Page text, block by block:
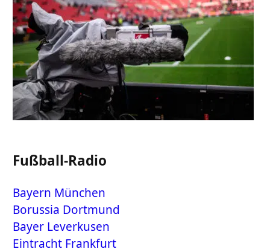
Fußball-Radio
Bayern München
Borussia Dortmund
Bayer Leverkusen
Eintracht Frankfurt